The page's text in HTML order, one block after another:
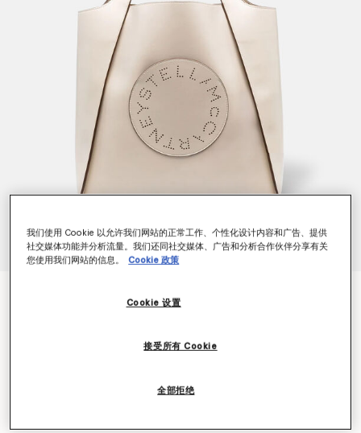
Stella徽标方形托特包
我们使用 Cookie 以允许我们网站的正常工作、个性化设计内容和广告、提供
社交媒体功能并分析流量。我们还同社交媒体、广告和分析合作伙伴分享有关
您使用我们网站的信息。
Cookie 政策
Cookie 设置
全部拒绝
接受所有 Cookie